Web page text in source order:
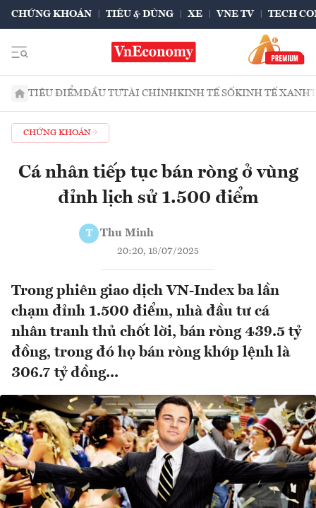
CHỨNG KHOÁN TIÊU & DÙNG XE VNE TV TECH
TIÊU ĐIỂMĐẦU TƯTÀI CHÍNHKINH TẾ SỐKINH TẾ XANH
CHỨNG KHOÁN
Cá nhân tiếp tục bán ròng ở vùng
đỉnh lịch sử 1.500 điểm
T Thu Minh
20:20, 18/07/2025
Trong phiên giao dịch VN-Index ba lần
chạm đỉnh 1.500 điểm, nhà đầu tư cá
nhân tranh thủ chốt lời, bán ròng 439.5 tỷ
đồng, trong đó họ bán ròng khớp lệnh là
306.7 tỷ đồng...